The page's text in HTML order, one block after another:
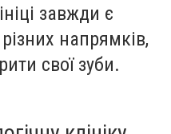
завжди є
напрямків,
свої зуби.